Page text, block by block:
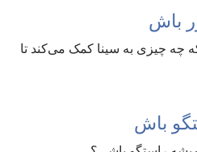
چه چیزی به سینا کمک می‌کند تا